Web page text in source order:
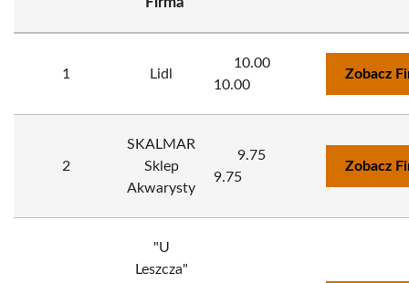
1 Lidl
10.00
10.00
Zobacz
2
SKALMAR
Sklep
Akwarysty
9.75
9.75
Zobacz
"U
Leszcza"